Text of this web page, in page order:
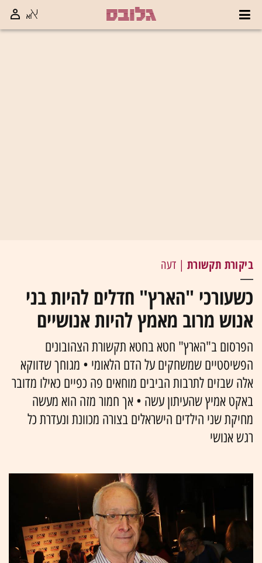
ביקורת תקשורת | דעה
כשעורכי "הארץ" חדלים להיות בני
אנוש מרוב מאמץ להיות אנושיים
הפרסום ב"הארץ" חטא בחטא תקשורת הצהובונים
הפשיסטיים שמשחקים על הדם הלאומי • מגוחך שדווקא
אלה שבזים לתרבות הביבים מוחאים פה כפיים כאילו מדובר
באקט אמיץ שהעיתון עשה • אך חמור מזה הוא מעשה
מחיקת שני הילדים הישראלים בצורה מכוונת ונעדרת כל
רגש אנושי